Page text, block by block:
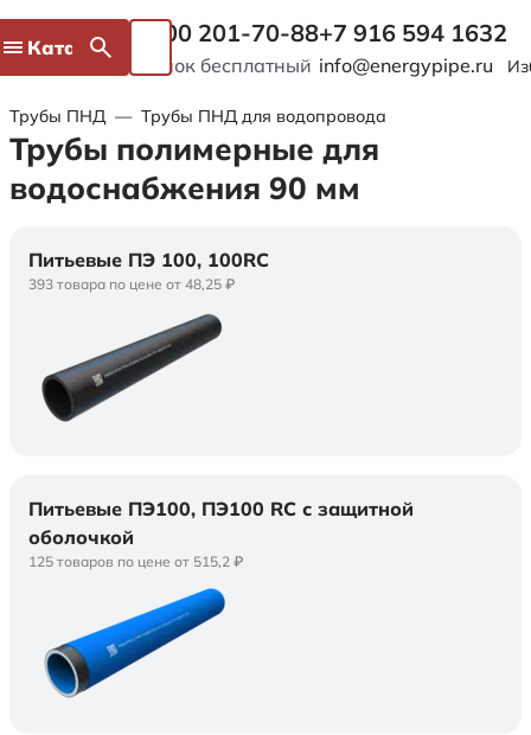
Каталог 8 800 201-70-88
Звонок бесплатный
+7 916 594 1632
info@energypipe.ru
Трубы ПНД — Трубы ПНД для водопровода
Трубы полимерные для
водоснабжения 90 мм
Питьевые ПЭ 100, 100RC
393 товара по цене от 48,25 ₽
Питьевые ПЭ100, ПЭ100 RC с защитной
оболочкой
125 товаров по цене от 515,2 ₽